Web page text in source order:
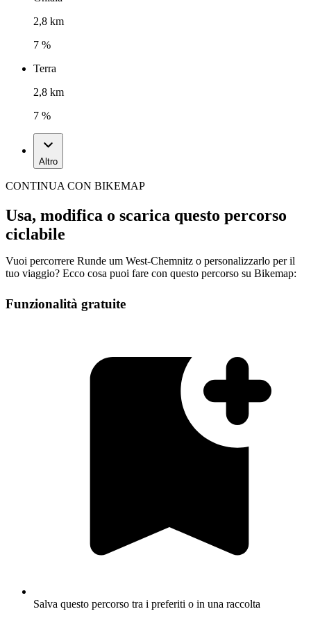
2,8 km
7 %
Terra
2,8 km
7 %
Altro
CONTINUA CON BIKEMAP
Usa, modifica o scarica questo percorso
ciclabile
Vuoi percorrere Runde um West-Chemnitz o personalizzarlo per il
tuo viaggio? Ecco cosa puoi fare con questo percorso su Bikemap:
Funzionalità gratuite
Salva questo percorso tra i preferiti o in una raccolta